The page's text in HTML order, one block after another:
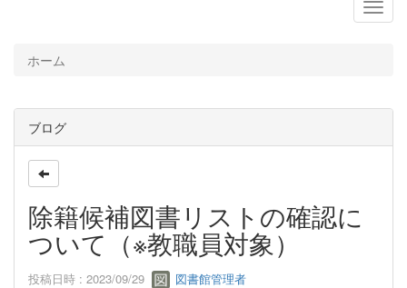
ホーム
ブログ
除籍候補図書リストの確認に
ついて（※教職員対象）
投稿日時 : 2023/09/29 図書館管理者